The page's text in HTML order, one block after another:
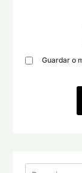
Guardar o
Pesquisar